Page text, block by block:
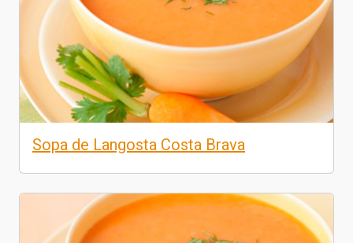
Sopa de Langosta Costa Brava